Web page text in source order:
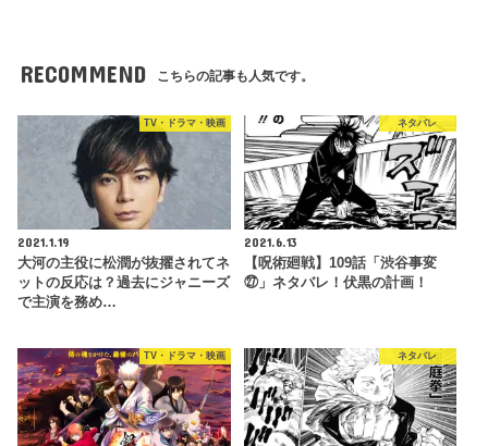
RECOMMEND こちらの記事も人気です。
TV・ドラマ・映画
2021.1.19
大河の主役に松潤が抜擢されてネ
ットの反応は？過去にジャニーズ
で主演を務め…
ネタバレ
2021.6.13
【呪術廻戦】109話「渋谷事変
㉗」ネタバレ！伏黒の計画！
TV・ドラマ・映画 ネタバレ